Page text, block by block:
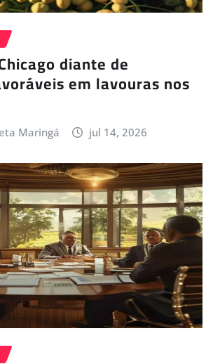
diante de
em lavouras nos
Maringá jul 14, 2026